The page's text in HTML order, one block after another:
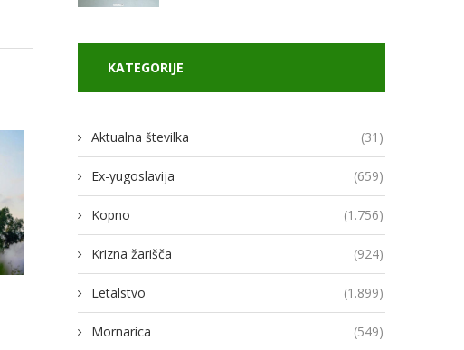
Vodja Ukroboronproma Herman
Smetanin odstopil
14/07/2026
Lovci rafale za Ukrajino
novimi gripni E
13/07/2026
KATEGORIJE
Aktualna številka (31)
Ex-yugoslavija (659)
Kopno (1.756)
Krizna žarišča (924)
Letalstvo (1.899)
Mornarica (549)